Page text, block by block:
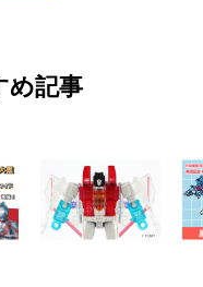
め記事